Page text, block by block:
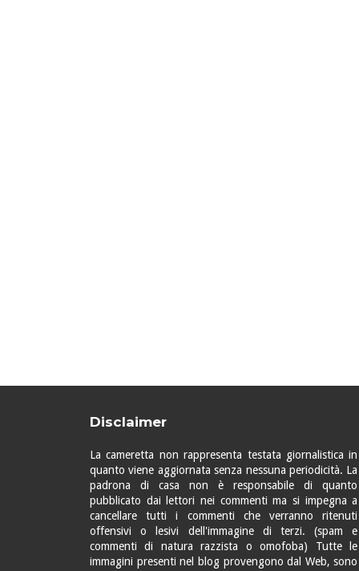
Disclaimer
La cameretta non rappresenta testata giornalistica in
quanto viene aggiornata senza nessuna periodicità. La
padrona di casa non è responsabile di quanto
pubblicato dai lettori nei commenti ma si impegna a
cancellare tutti i commenti che verranno ritenuti
offensivi o lesivi dell'immagine di terzi. (spam e
commenti di natura razzista o omofoba) Tutte le
immagini presenti nel blog provengono dal Web, sono